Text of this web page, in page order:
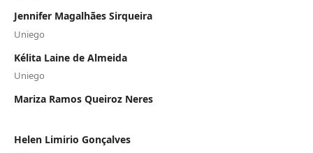
Jennifer Magalhães Sirqueira
Uniego
Kélita Laine de Almeida
Uniego
Mariza Ramos Queiroz Neres
Helen Limirio Gonçalves